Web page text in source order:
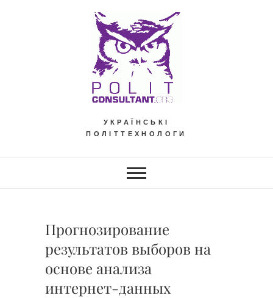
УКРАЇНСЬКІ
ПОЛІТТЕХНОЛОГИ
Прогнозирование
результатов выборов на
основе анализа
интернет-данных